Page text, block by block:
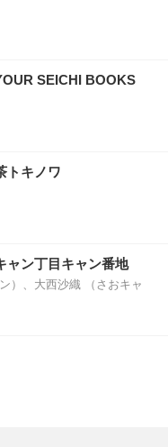
SEICHI BOOKS
トキノワ
ャン丁目キャン番地
）、大西沙織 （さおキャ